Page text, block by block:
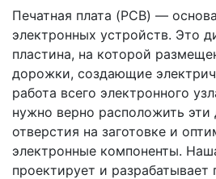
Печатная плата (PCB) —
электронных устройств. Это
пластина, на которой
дорожки, создающие
работа всего электронного
нужно верно расположить эти
отверстия на заготовке и
электронные компоненты.
проектирует и разрабатывает